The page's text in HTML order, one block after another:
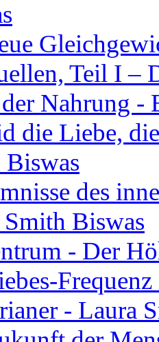
Teil I –
Nahrung -
die Liebe,
des
Biswas
- Der
- Laura